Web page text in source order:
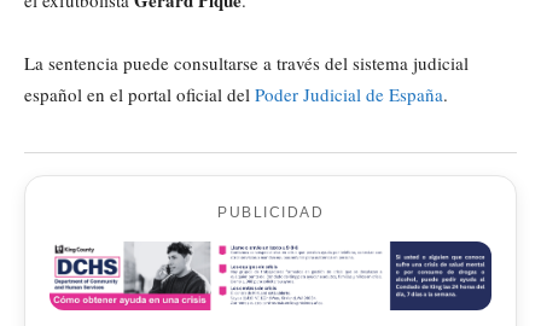
La sentencia puede consultarse a través del sistema judicial
español en el portal oficial del Poder Judicial de España.
PUBLICIDAD